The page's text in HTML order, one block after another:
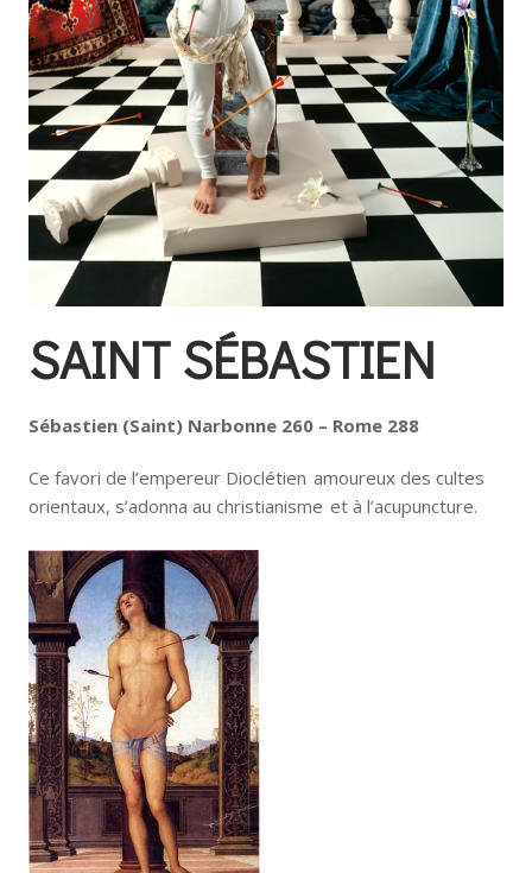
SAINT SÉBASTIEN
Sébastien (Saint) Narbonne 260 – Rome 288
Ce favori de l’empereur Dioclétien amoureux des cultes
orientaux, s’adonna au christianisme et à l’acupuncture.